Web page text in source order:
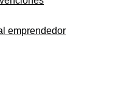
emprendedor